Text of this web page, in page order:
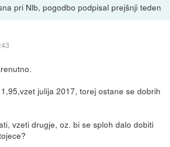
pri Nlb, pogodbo podpisal prejšnji teden
julija 2017, torej ostane se dobrih
vzeti drugje, oz. bi se sploh dalo dobiti